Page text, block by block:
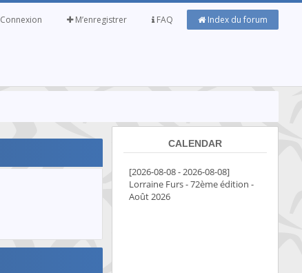
Index du forum
FAQ
M’enregistrer
Connexion
CALENDAR